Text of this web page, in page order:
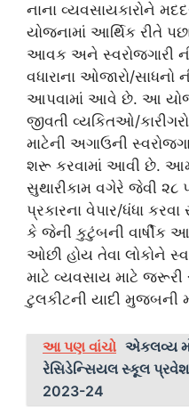
નાના વ્યવસાયકારોને
યોજનામાં આર્થિક રીતે
આવક અને સ્‍વરોજગારી
વધારાના ઓજારો/
આપવામાં આવે છે. આ
જીવતી વ્‍યકિતઓ/
માટેની અગાઉની
શરૂ કરવામાં આવી છે.
સુથારીકામ વગેરે જેવી ૨૮
પ્રકારના વેપાર/ધંધા
કે જેની કુટુંબની વાર્ષીક
ઓછી હોય તેવા લોકોને
માટે વ્‍યવસાય માટે
ટુલકીટની યાદી મુજબની
આ પણ વાંચો એકલવ્ય
રેસિડેન્સિયલ સ્કૂલ
2023-24